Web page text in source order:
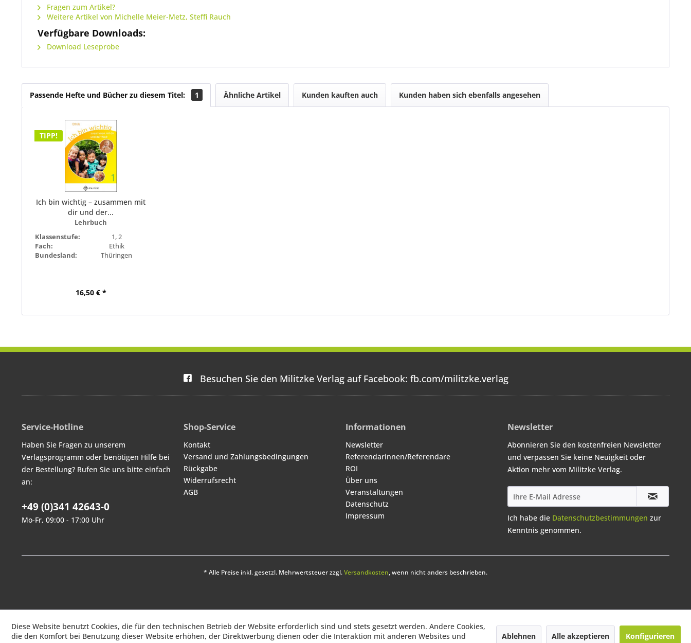
Fragen zum Artikel?
Weitere Artikel von Michelle Meier-Metz, Steffi Rauch
Verfügbare Downloads:
Download Leseprobe
Passende Hefte und Bücher zu diesem Titel: 1 Ähnliche Artikel Kunden kauften auch Kunden haben sich ebenfalls angesehen
TIPP!
Ich bin wichtig – zusammen mit
dir und der...
Lehrbuch
Klassenstufe:
1, 2
Fach:
Ethik
Bundesland:
Thüringen
16,50 € *
Besuchen Sie den Militzke Verlag auf Facebook: fb.com/militzke.verlag
Service-Hotline
Haben Sie Fragen zu unserem
Verlagsprogramm oder benötigen Hilfe bei
der Bestellung? Rufen Sie uns bitte einfach
an:
+49 (0)341 42643-0
Mo-Fr, 09:00 - 17:00 Uhr
Shop-Service
Kontakt
Versand und Zahlungsbedingungen
Rückgabe
Widerrufsrecht
AGB
Informationen
Newsletter
Referendarinnen/Referendare
ROI
Über uns
Veranstaltungen
Datenschutz
Impressum
Newsletter
Abonnieren Sie den kostenfreien Newsletter
und verpassen Sie keine Neuigkeit oder
Aktion mehr vom Militzke Verlag.
Ich habe die Datenschutzbestimmungen zur
Kenntnis genommen.
* Alle Preise inkl. gesetzl. Mehrwertsteuer zzgl.Versandkosten, wenn nicht anders beschrieben.
Diese Website benutzt Cookies, die für den technischen Betrieb der Website erforderlich sind und stets gesetzt werden. Andere Cookies,
die den Komfort bei Benutzung dieser Website erhöhen, der Direktwerbung dienen oder die Interaktion mit anderen Websites und
Ablehnen Alle akzeptieren Konfigurieren